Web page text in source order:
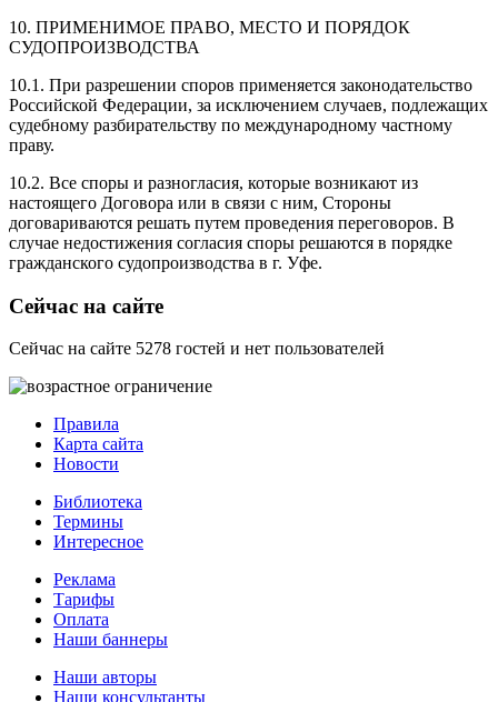
10. ПРИМЕНИМОЕ ПРАВО, МЕСТО И ПОРЯДОК
СУДОПРОИЗВОДСТВА
10.1. При разрешении споров применяется законодательство
Российской Федерации, за исключением случаев, подлежащих
судебному разбирательству по международному частному
праву.
10.2. Все споры и разногласия, которые возникают из
настоящего Договора или в связи с ним, Стороны
договариваются решать путем проведения переговоров. В
случае недостижения согласия споры решаются в порядке
гражданского судопроизводства в г. Уфе.
Сейчас на сайте
Сейчас на сайте 5278 гостей и нет пользователей
Правила
Карта сайта
Новости
Библиотека
Термины
Интересное
Реклама
Тарифы
Оплата
Наши баннеры
Наши авторы
Наши консультанты